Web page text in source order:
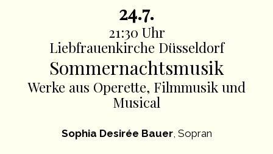
24.7.
21:30 Uhr
Liebfrauenkirche Düsseldorf
Sommernachtsmusik
Werke aus Operette, Filmmusik und
Musical
Sophia Desirée Bauer, Sopran